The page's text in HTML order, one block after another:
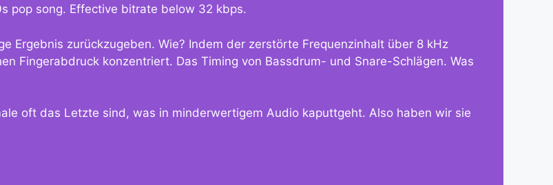
pop song. Effective bitrate below 32 kbps.
Ergebnis zurückzugeben. Wie? Indem der zerstörte Frequenzinhalt über 8 kHz
Fingerabdruck konzentriert. Das Timing von Bassdrum- und Snare-Schlägen. Was
oft das Letzte sind, was in minderwertigem Audio kaputtgeht. Also haben wir sie